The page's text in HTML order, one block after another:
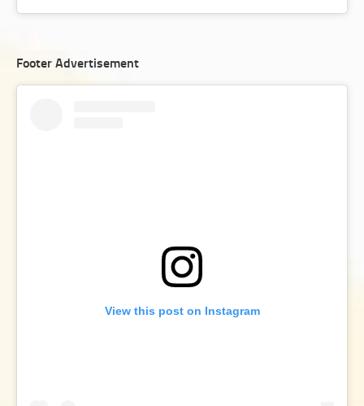
Footer Advertisement
View this post on Instagram